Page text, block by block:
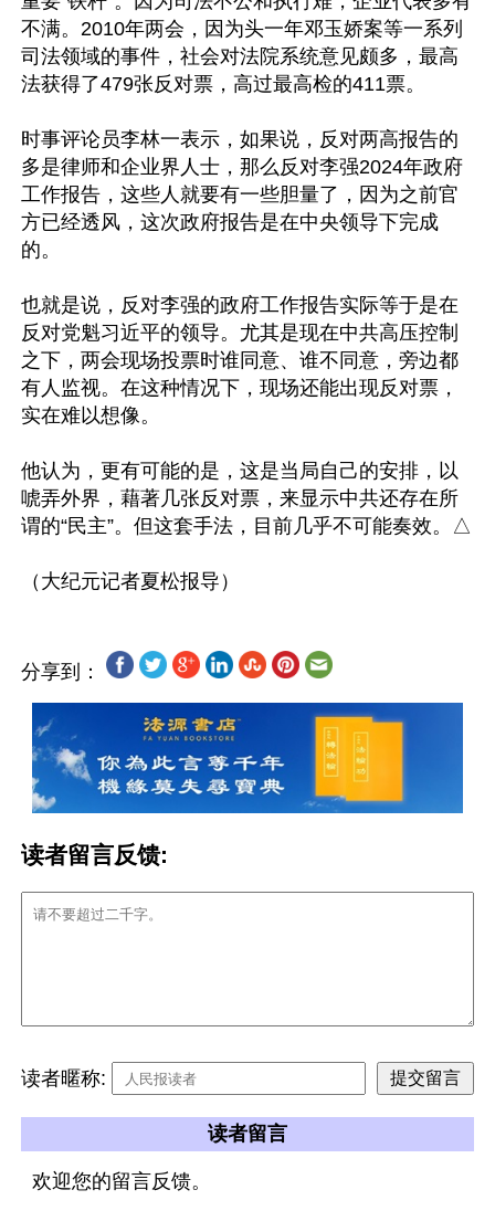
不满。2010年两会，因为头一年邓玉娇案等一系列
司法领域的事件，社会对法院系统意见颇多，最高
法获得了479张反对票，高过最高检的411票。
时事评论员李林一表示，如果说，反对两高报告的
多是律师和企业界人士，那么反对李强2024年政府
工作报告，这些人就要有一些胆量了，因为之前官
方已经透风，这次政府报告是在中央领导下完成
的。
也就是说，反对李强的政府工作报告实际等于是在
反对党魁习近平的领导。尤其是现在中共高压控制
之下，两会现场投票时谁同意、谁不同意，旁边都
有人监视。在这种情况下，现场还能出现反对票，
实在难以想像。
他认为，更有可能的是，这是当局自己的安排，以
唬弄外界，藉著几张反对票，来显示中共还存在所
谓的“民主”。但这套手法，目前几乎不可能奏效。△
分享到：
读者留言反馈:
读者暱称:
读者留言
欢迎您的留言反馈。